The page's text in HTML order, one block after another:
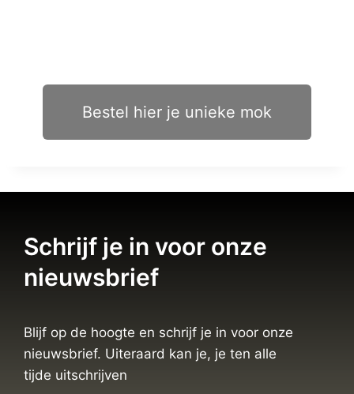
Bestel hier je unieke mok
Schrijf je in voor onze
nieuwsbrief
Blijf op de hoogte en schrijf je in voor onze
nieuwsbrief. Uiteraard kan je, je ten alle
tijde uitschrijven